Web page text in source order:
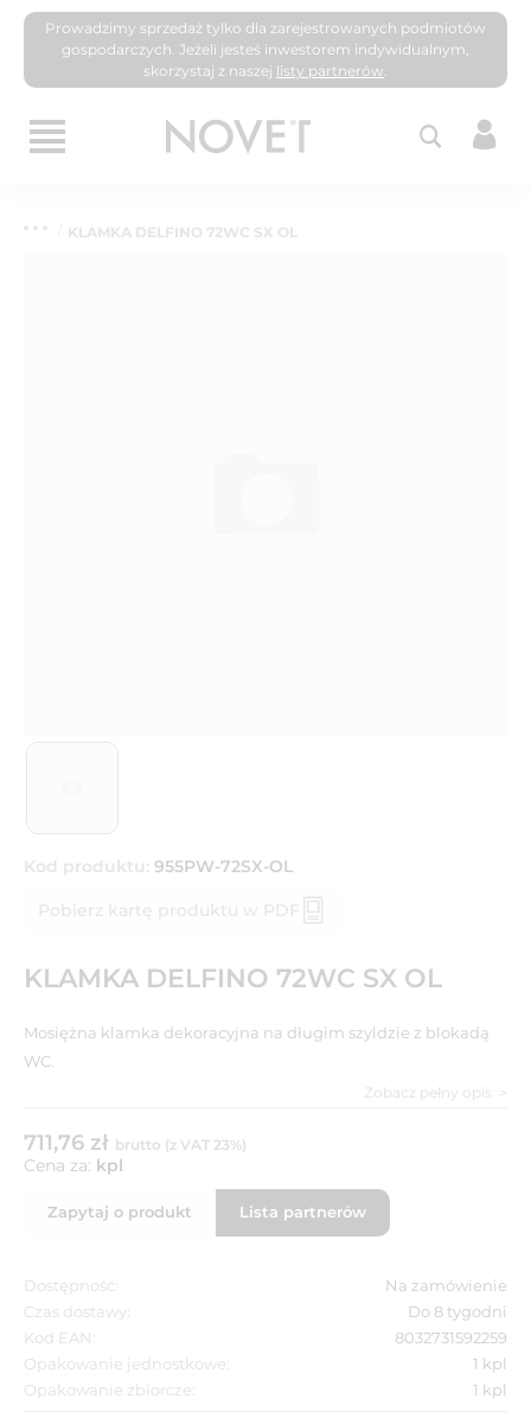
Prowadzimy sprzedaż tylko dla zarejestrowanych podmiotów
gospodarczych. Jeżeli jesteś inwestorem indywidualnym,
skorzystaj z naszej listy partnerów.
KLAMKA DELFINO 72WC SX OL
Kod produktu: 955PW-72SX-OL
Pobierz kartę produktu w PDF
KLAMKA DELFINO 72WC SX OL
Mosiężna klamka dekoracyjna na długim szyldzie z blokadą
WC.
Zobacz pełny opis
711,76 zł brutto (z VAT 23%)
Cena za: kpl
Zapytaj o produkt Lista partnerów
Dostępność:
Na zamówienie
Czas dostawy:
Do 8 tygodni
Kod EAN:
8032731592259
Opakowanie jednostkowe:
1 kpl
Opakowanie zbiorcze:
1 kpl